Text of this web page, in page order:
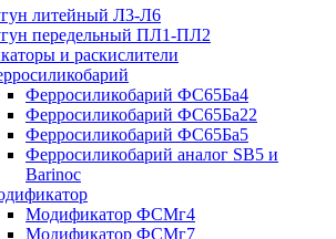
литейный Л3-Л6
передельный ПЛ1-ПЛ2
и раскислители
Ферросиликобарий ФС65Ба4
Ферросиликобарий ФС65Ба22
Ферросиликобарий ФС65Ба5
Ферросиликобарий аналог SB5 и
Barinoc
Модификатор ФСМг4
Модификатор ФСМг7